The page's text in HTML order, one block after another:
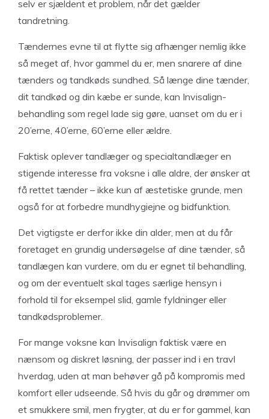
selv er sjældent et problem, når det gælder
tandretning.
Tændernes evne til at flytte sig afhænger nemlig ikke
så meget af, hvor gammel du er, men snarere af dine
tænders og tandkøds sundhed. Så længe dine tænder,
dit tandkød og din kæbe er sunde, kan Invisalign-
behandling som regel lade sig gøre, uanset om du er i
20’erne, 40’erne, 60’erne eller ældre.
Faktisk oplever tandlæger og specialtandlæger en
stigende interesse fra voksne i alle aldre, der ønsker at
få rettet tænder – ikke kun af æstetiske grunde, men
også for at forbedre mundhygiejne og bidfunktion.
Det vigtigste er derfor ikke din alder, men at du får
foretaget en grundig undersøgelse af dine tænder, så
tandlægen kan vurdere, om du er egnet til behandling,
og om der eventuelt skal tages særlige hensyn i
forhold til for eksempel slid, gamle fyldninger eller
tandkødsproblemer.
For mange voksne kan Invisalign faktisk være en
nænsom og diskret løsning, der passer ind i en travl
hverdag, uden at man behøver gå på kompromis med
komfort eller udseende. Så hvis du går og drømmer om
et smukkere smil, men frygter, at du er for gammel, kan